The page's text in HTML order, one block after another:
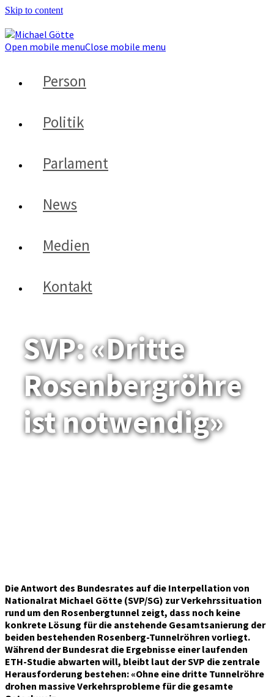
Skip to content
Open mobile menuClose mobile menu
Person
Politik
Parlament
News
Medien
Kontakt
SVP: «Dritte
Rosenbergröhre
ist notwendig»
Die Antwort des Bundesrates auf die Interpellation von
Nationalrat Michael Götte (SVP/SG) zur Verkehrssituation
rund um den Rosenbergtunnel zeigt, dass noch keine
konkrete Lösung für die anstehende Gesamtsanierung der
beiden bestehenden Rosenberg-Tunnelröhren vorliegt.
Während der Bundesrat die Ergebnisse einer laufenden
ETH-Studie abwarten will, bleibt laut der SVP die zentrale
Herausforderung bestehen: «Ohne eine dritte Tunnelröhre
drohen massive Verkehrsprobleme für die gesamte